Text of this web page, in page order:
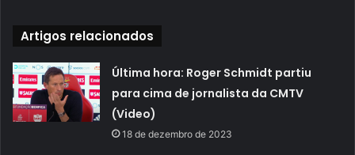
Artigos relacionados
Última hora: Roger Schmidt partiu
para cima de jornalista da CMTV
(Video)
18 de dezembro de 2023